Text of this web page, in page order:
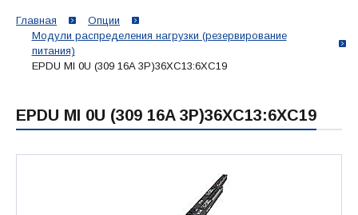
Главная
Опции
Модули распределения нагрузки (резервирование
питания)
EPDU MI 0U (309 16A 3P)36XC13:6XC19
EPDU MI 0U (309 16A 3P)36XC13:6XC19